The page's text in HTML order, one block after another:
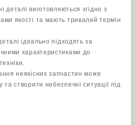
деталі виготовляються згідно з
якості та мають тривалий термін
ідеально підходять за
характеристиками до
неякісних запчастин може
створити небезпечні ситуації під